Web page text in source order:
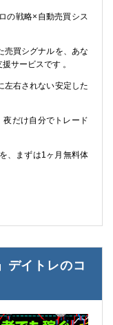
の戦略×自動売買シス
売買シグナルを、あな
サービスです 。
左右されない安定した
夜だけ自分でトレード
、まずは1ヶ月無料体
デイトレのコ